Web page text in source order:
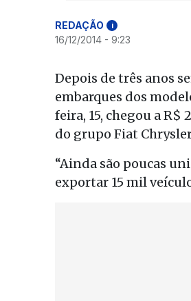
REDAÇÃO i
16/12/2014 - 9:23
Depois de três anos
embarques dos
feira, 15, chegou a
do grupo Fiat
“Ainda são poucas
exportar 15 mil